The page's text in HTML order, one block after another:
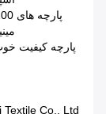
پارچه کیفیت